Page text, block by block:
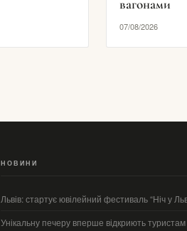
вагонами
07/08/2026
НОВИНИ
Львів: стартує ювілейний фестиваль “Ніч у
Унікальну печеру вперше відкриють туристам